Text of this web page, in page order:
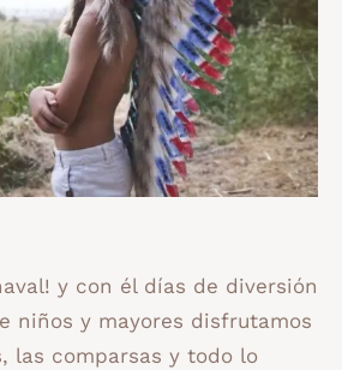
y con él días de diversión
niños y mayores disfrutamos
las comparsas y todo lo